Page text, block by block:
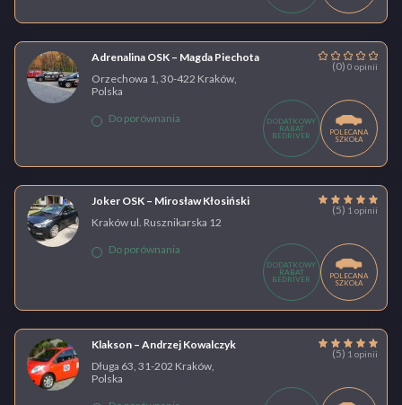
Adrenalina OSK – Magda Piechota
(0) 0 opinii
Orzechowa 1, 30-422 Kraków,
Polska
Do porównania
DODATKOWY
RABAT
BEDRIVER
POLECANA
SZKOŁA
Joker OSK – Mirosław Kłosiński
(5) 1 opinii
Kraków ul. Rusznikarska 12
Do porównania
DODATKOWY
RABAT
BEDRIVER
POLECANA
SZKOŁA
Klakson – Andrzej Kowalczyk
(5) 1 opinii
Długa 63, 31-202 Kraków,
Polska